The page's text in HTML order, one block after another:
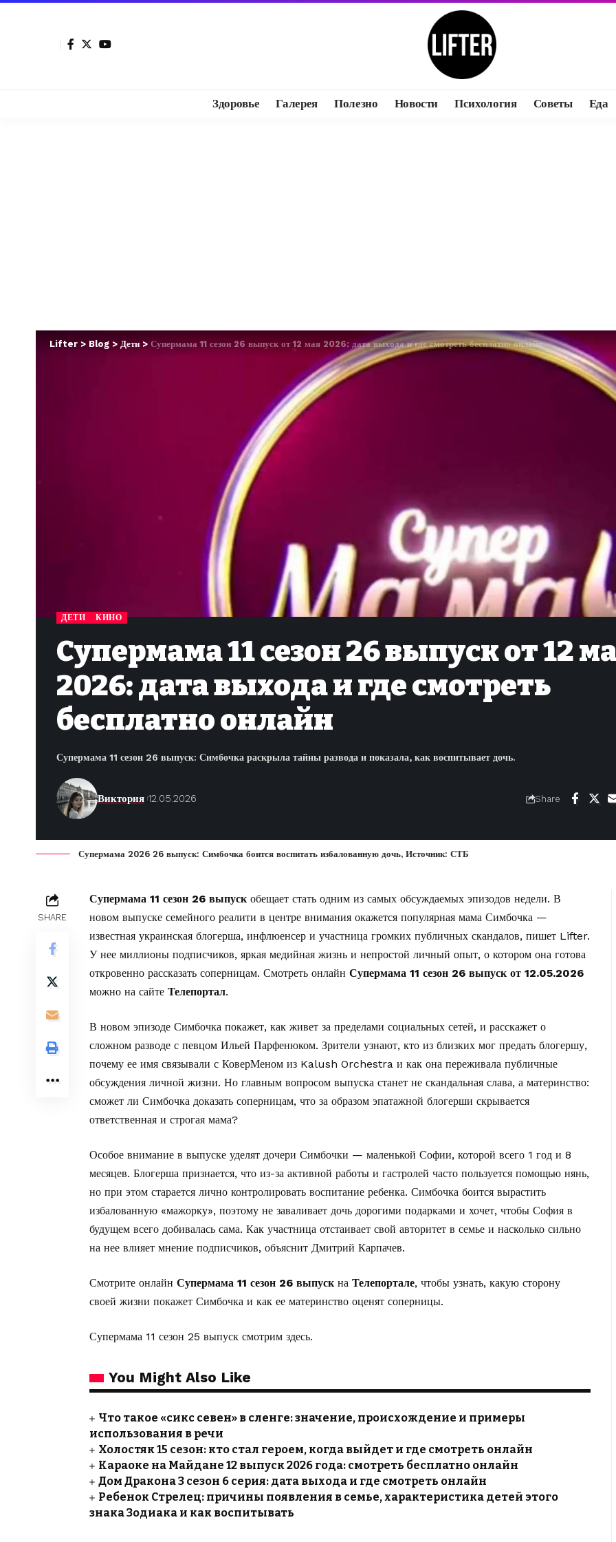
Здоровье Галерея Полезно Новости Психология Советы Еда
Lifter > Blog > Дети > Супермама 11 сезон 26 выпуск от 12 мая 2026: дата выхода и где смотреть бесплатно онлайн
ДЕТИ КИНО
Супермама 11 сезон 26 выпуск от 12
2026: дата выхода и где смотреть
бесплатно онлайн
Супермама 11 сезон 26 выпуск: Симбочка раскрыла тайны развода и показала, как воспитывает дочь.
Виктория 12.05.2026 Share
Супермама 2026 26 выпуск: Симбочка боится воспитать избалованную дочь, Источник: СТБ
SHARE
Супермама 11 сезон 26 выпускобещает стать одним из самых обсуждаемых эпизодов недели. В
новом выпуске семейного реалити в центре внимания окажется популярная мама Симбочка —
известная украинская блогерша, инфлюенсер и участница громких публичных скандалов, пишет Lifter.
У нее миллионы подписчиков, яркая медийная жизнь и непростой личный опыт, о котором она готова
откровенно рассказать соперницам. Смотреть онлайн Супермама 11 сезон 26 выпуск от 12.05.2026
можно на сайте Телепортал.
В новом эпизоде Симбочка покажет, как живет за пределами социальных сетей, и расскажет о
сложном разводе с певцом Ильей Парфенюком. Зрители узнают, кто из близких мог предать блогершу,
почему ее имя связывали с КоверМеном из Kalush Orchestra и как она переживала публичные
обсуждения личной жизни. Но главным вопросом выпуска станет не скандальная слава, а материнство:
сможет ли Симбочка доказать соперницам, что за образом эпатажной блогерши скрывается
ответственная и строгая мама?
Особое внимание в выпуске уделят дочери Симбочки — маленькой Софии, которой всего 1 год и 8
месяцев. Блогерша признается, что из-за активной работы и гастролей часто пользуется помощью нянь,
но при этом старается лично контролировать воспитание ребенка. Симбочка боится вырастить
избалованную «мажорку», поэтому не заваливает дочь дорогими подарками и хочет, чтобы София в
будущем всего добивалась сама. Как участница отстаивает свой авторитет в семье и насколько сильно
на нее влияет мнение подписчиков, объяснит Дмитрий Карпачев.
Смотрите онлайн Супермама 11 сезон 26 выпускна Телепортале, чтобы узнать, какую сторону
своей жизни покажет Симбочка и как ее материнство оценят соперницы.
Супермама 11 сезон 25 выпуск смотрим здесь.
You Might Also Like
Что такое «сикс севен» в сленге: значение, происхождение и примеры
использования в речи
Холостяк 15 сезон: кто стал героем, когда выйдет и где смотреть онлайн
Караоке на Майдане 12 выпуск 2026 года: смотреть бесплатно онлайн
Дом Дракона 3 сезон 6 серия: дата выхода и где смотреть онлайн
Ребенок Стрелец: причины появления в семье, характеристика детей этого
знака Зодиака и как воспитывать